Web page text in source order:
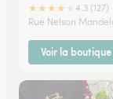
★★★★
4.3 (127)
Rue Nelson
Voir la boutique